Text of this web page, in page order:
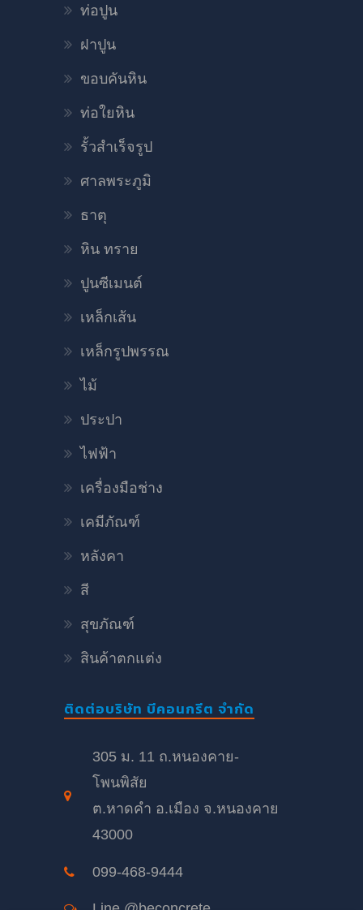
ท่อปูน
ฝาปูน
ขอบคันหิน
ท่อใยหิน
รั้วสำเร็จรูป
ศาลพระภูมิ
ธาตุ
หิน ทราย
ปูนซีเมนต์
เหล็กเส้น
เหล็กรูปพรรณ
ไม้
ประปา
ไฟฟ้า
เครื่องมือช่าง
เคมีภัณฑ์
หลังคา
สี
สุขภัณฑ์
สินค้าตกแต่ง
ติดต่อบริษัท บีคอนกรีต จำกัด
305 ม. 11 ถ.หนองคาย-
โพนพิสัย
ต.หาดคำ อ.เมือง จ.หนองคาย
43000
099-468-9444